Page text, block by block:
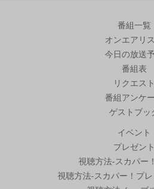
番組一覧
オンエアリ
今日の放送
番組表
リクエスト
番組アンケ
ゲストブッ
イベント
プレゼント
視聴方法-スカパー
視聴方法-スカパー！プ